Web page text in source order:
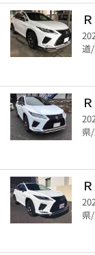
道
県
県